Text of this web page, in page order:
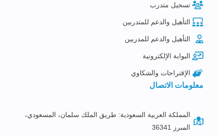
تسجيل متدرب
التأهيل والدعم للمتدربين
التأهيل والدعم للمدربين
البوابة الإلكترونية
الإقتراحات والشكاوي
معلومات الاتصال
المملكة العربية السعودية: طريق الملك سلمان، المسعودي،
المبرز 36341